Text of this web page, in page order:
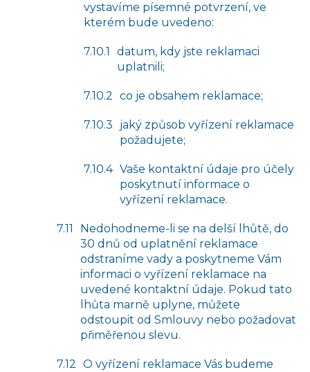
vystavíme písemné potvrzení, ve
kterém bude uvedeno:
datum, kdy jste reklamaci
uplatnili;
co je obsahem reklamace;
jaký způsob vyřízení reklamace
požadujete;
Vaše kontaktní údaje pro účely
poskytnutí informace o
vyřízení reklamace.
Nedohodneme-li se na delší lhůtě, do
30 dnů od uplatnění reklamace
odstraníme vady a poskytneme Vám
informaci o vyřízení reklamace na
uvedené kontaktní údaje. Pokud tato
lhůta marně uplyne, můžete
odstoupit od Smlouvy nebo požadovat
přiměřenou slevu.
O vyřízení reklamace Vás budeme